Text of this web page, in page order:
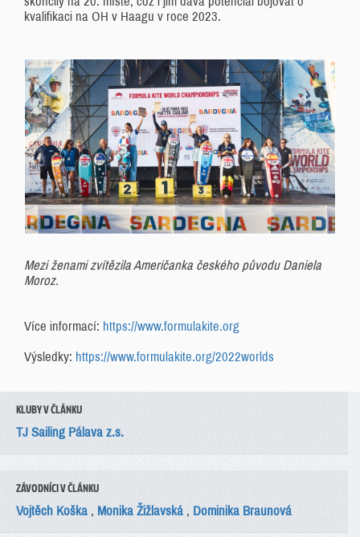
kvalifikaci na OH v Haagu v roce 2023.
Mezi ženami zvítězila Američanka českého původu Daniela
Moroz.
Více informací: https://www.formulakite.org
Výsledky: https://www.formulakite.org/2022worlds
KLUBY V ČLÁNKU
TJ Sailing Pálava z.s.
ZÁVODNÍCI V ČLÁNKU
Vojtěch Koška ,Monika Žižlavská,Dominika Braunová